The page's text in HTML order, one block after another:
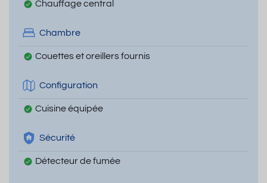
Chauffage central
Chambre
Couettes et oreillers fournis
Configuration
Cuisine équipée
Sécurité
Détecteur de fumée